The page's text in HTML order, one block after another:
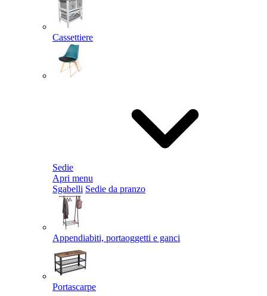
Cassettiere
Sedie
Apri menu
Sgabelli Sedie da pranzo
Appendiabiti, portaoggetti e ganci
Portascarpe